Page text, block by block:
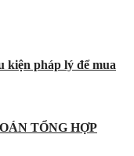
kiện pháp lý để mua
TỔNG HỢP